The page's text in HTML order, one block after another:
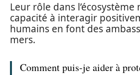
Leur rôle dans
capacité à interagir
humains en font des
mers.
Comment puis-je aider à